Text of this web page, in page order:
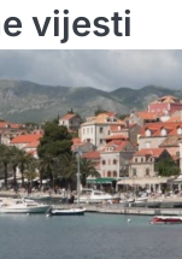
vijesti